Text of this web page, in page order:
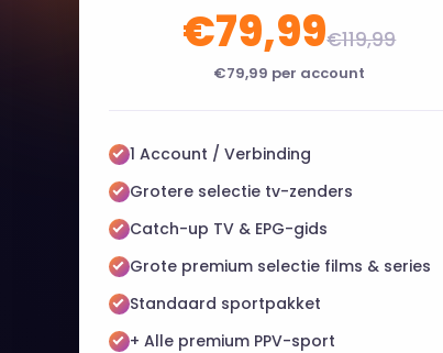
€79,99€119,99
€79,99 per account
1 Account / Verbinding
Grotere selectie tv-zenders
Catch-up TV & EPG-gids
Grote premium selectie films & series
Standaard sportpakket
+ Alle premium PPV-sport